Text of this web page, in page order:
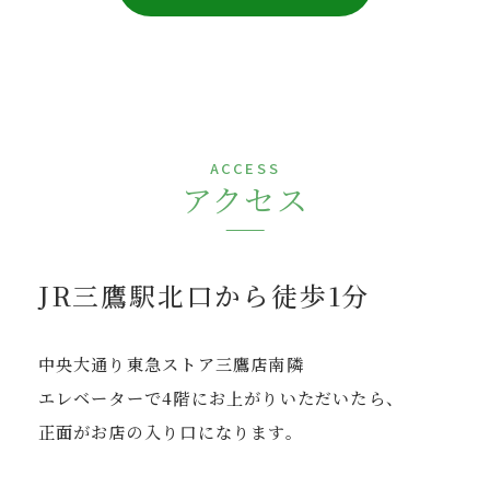
ACCESS
アクセス
JR三鷹駅北口から徒歩1分
中央大通り東急ストア三鷹店南隣
エレベーターで4階にお上がりいただいたら、
正面がお店の入り口になります。